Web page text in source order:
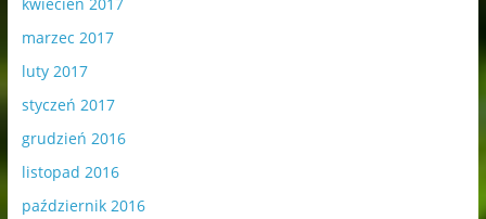
kwiecień 2017
marzec 2017
luty 2017
styczeń 2017
grudzień 2016
listopad 2016
październik 2016